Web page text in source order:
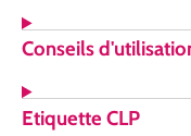
Conseils
Etiquette CLP